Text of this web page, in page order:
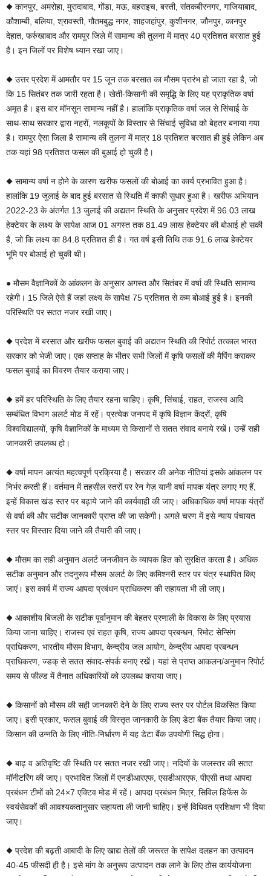
◆ कानपुर, अमरोहा, मुरादाबाद, गोंडा, मऊ, बहराइच, बस्ती, संतकबीरनगर, गाजियाबाद,
कौशाम्बी, बलिया, श्रावस्ती, गौतमबुद्ध नगर, शाहजहांपुर, कुशीनगर, जौनपुर, कानपुर
देहात, फर्रुखाबाद और रामपुर जिले में सामान्य की तुलना में मात्र 40 प्रतिशत बरसात हुई
है। इन जिलों पर विशेष ध्यान रखा जाए।
◆ उत्तर प्रदेश में आमतौर पर 15 जून तक बरसात का मौसम प्रारंभ हो जाता रहा है, जो
कि 15 सितंबर तक जारी रहता है। खेती-किसानी की समृद्धि के लिए यह प्राकृतिक वर्षा
अमृत है। इस बार मॉनसून सामान्य नहीं है। हालांकि प्राकृतिक वर्षा जल से सिंचाई के
साथ-साथ सरकार द्वारा नहरों, नलकूपों के विस्तार से सिंचाई सुविधा को बेहतर बनाया गया
है। रामपुर ऐसा जिला है सामान्य की तुलना में मात्र 18 प्रतिशत बरसात ही हुई लेकिन अब
तक यहां 98 प्रतिशत फसल की बुआई हो चुकी है।
◆ सामान्य वर्षा न होने के कारण खरीफ फसलों की बोआई का कार्य प्रभावित हुआ है।
हालांकि 19 जुलाई के बाद हुई बरसात से स्थिति में काफी सुधार हुआ है। खरीफ अभियान
2022-23 के अंतर्गत 13 जुलाई की अद्यतन स्थिति के अनुसार प्रदेश में 96.03 लाख
हेक्टेयर के लक्ष्य के सापेक्ष आज 01 अगस्त तक 81.49 लाख हेक्टेयर की बोआई हो सकी
है, जो कि लक्ष्य का 84.8 प्रतिशत ही है। गत वर्ष इसी तिथि तक 91.6 लाख हेक्टेयर
भूमि पर बोआई हो चुकी थी।
● मौसम वैज्ञानिकों के आंकलन के अनुसार अगस्त और सितंबर में वर्षा की स्थिति सामान्य
रहेगी। 15 जिले ऐसे हैं जहां लक्ष्य के सापेक्ष 75 प्रतिशत से कम बोआई हुई है। इनकी
परिस्थिति पर सतत नजर रखी जाए।
◆ प्रदेश में बरसात और खरीफ फसल बुवाई की अद्यतन स्थिति की रिपोर्ट तत्काल भारत
सरकार को भेजी जाए। एक सप्ताह के भीतर सभी जिलों में कृषि फसलों की मैपिंग कराकर
फसल बुवाई का विवरण तैयार कराया जाए।
◆ हमें हर परिस्थिति के लिए तैयार रहना चाहिए। कृषि, सिंचाई, राहत, राजस्व आदि
सम्बंधित विभाग अलर्ट मोड में रहें। प्रत्येक जनपद में कृषि विज्ञान केंद्रों, कृषि
विश्वविद्यालयों, कृषि वैज्ञानिकों के माध्यम से किसानों से सतत संवाद बनाये रखें। उन्हें सही
जानकारी उपलब्ध हो।
◆ वर्षा मापन अत्यंत महत्वपूर्ण प्रक्रिया है। सरकार की अनेक नीतियां इसके आंकलन पर
निर्भर करती हैं। वर्तमान में तहसील स्तरों पर रेन गेज़ यानी वर्षा मापक यंत्र लगाए गए हैं,
इन्हें विकास खंड स्तर पर बढ़ाये जाने की कार्यवाही की जाए। अधिकाधिक वर्षा मापक यंत्रों
से वर्षा की और सटीक जानकारी प्राप्त की जा सकेगी। अगले चरण में इसे न्याय पंचायत
स्तर पर विस्तार दिया जाने की तैयारी की जाए।
◆ मौसम का सही अनुमान अलर्ट जनजीवन के व्यापक हित को सुरक्षित करता है। अधिक
सटीक अनुमान और तदनुरूप मौसम अलर्ट के लिए कमिश्नरी स्तर पर यंत्र स्थापित किए
जाएं। इस कार्य में राज्य आपदा प्रबंधन प्राधिकरण की सहायता भी ली जाए।
◆ आकाशीय बिजली के सटीक पूर्वानुमान की बेहतर प्रणाली के विकास के लिए प्रयास
किया जाना चाहिए। राजस्व एवं राहत कृषि, राज्य आपदा प्रबन्धन, रिमोट सेन्सिंग
प्राधिकरण, भारतीय मौसम विभाग, केन्द्रीय जल आयोग, केन्द्रीय आपदा प्रबन्धन
प्राधिकरण, ज्डक् से सतत संवाद-संपर्क बनाए रखें। यहां से प्राप्त आकलन/अनुमान रिपोर्ट
समय से फील्ड में तैनात अधिकारियों को उपलब्ध कराया जाए।
◆ किसानों को मौसम की सही जानकारी देने के लिए राज्य स्तर पर पोर्टल विकसित किया
जाए। इसी प्रकार, फसल बुवाई की विस्तृत जानकारी के लिए डेटा बैंक तैयार किया जाए।
किसान की उन्नति के लिए नीति-निर्धारण में यह डेटा बैंक उपयोगी सिद्ध होगा।
◆ बाढ़ व अतिवृष्टि की स्थिति पर सतत नजर रखी जाए। नदियों के जलस्तर की सतत
मॉनीटरिंग की जाए। प्रभावित जिलों में एनडीआरएफ, एसडीआरएफ, पीएसी तथा आपदा
प्रबंधन टीमों को 24×7 एक्टिव मोड में रहें। आपदा प्रबंधन मित्र, सिविल डिफेंस के
स्वयंसेवकों की आवश्यकतानुसार सहायता ली जानी चाहिए। इन्हें विधिवत प्रशिक्षण भी दिया
जाए।
◆ प्रदेश की बढ़ती आबादी के लिए खाद्य तेलों की जरूरत के सापेक्ष दलहन का उत्पादन
40-45 फीसदी ही है। इसे मांग के अनुरूप उत्पादन तक लाने के लिए ठोस कार्ययोजना